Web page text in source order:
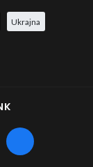
Ukrajna